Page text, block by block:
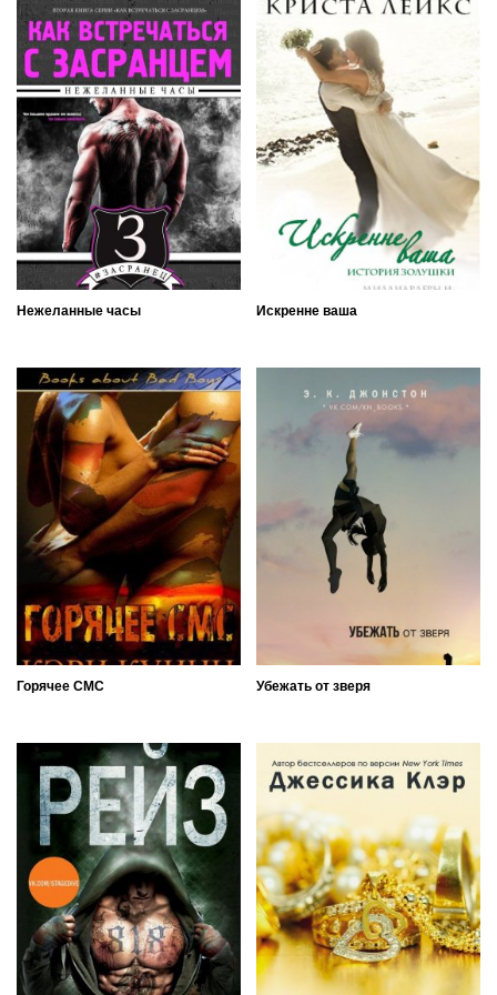
Нежеланные часы Искренне ваша
Горячее СМС Убежать от зверя